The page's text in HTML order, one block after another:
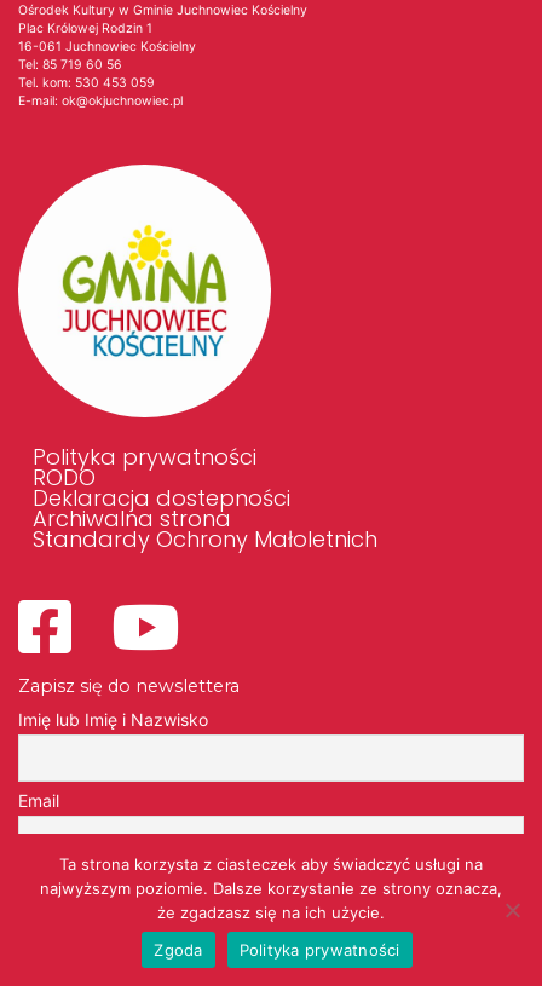
Ośrodek Kultury w Gminie Juchnowiec Kościelny
Plac Królowej Rodzin 1
16-061 Juchnowiec Kościelny
Tel: 85 719 60 56
Tel. kom: 530 453 059
E-mail: ok@okjuchnowiec.pl
Polityka prywatności
RODO
Deklaracja dostepności
Archiwalna strona
Standardy Ochrony Małoletnich
Zapisz się do newslettera
Imię lub Imię i Nazwisko
Email
Przechodząc dalej, akceptujesz politykę prywatności
Wykonanie stronyAAOO.pl - strony internetowe - https://www.aaoo.pl
Ta strona korzysta z ciasteczek aby świadczyć usługi na
najwyższym poziomie. Dalsze korzystanie ze strony oznacza,
że zgadzasz się na ich użycie.
Zgoda
Polityka prywatności